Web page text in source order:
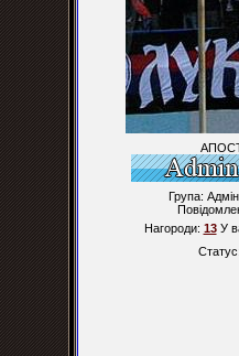
Група:
Нагороди: 13У
Статус: